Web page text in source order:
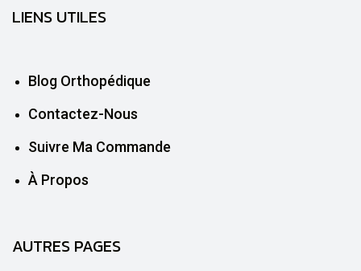
LIENS UTILES
Blog Orthopédique
Contactez-Nous
Suivre Ma Commande
À Propos
AUTRES PAGES